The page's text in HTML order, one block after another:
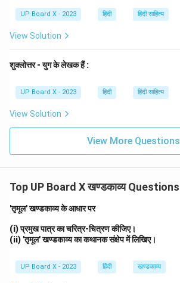
UP Board X - 2023 हिंदी हिंदी साहित्य
View Solution
शुक्लोत्तर - युग के लेखक हैं :
UP Board X - 2023 हिंदी हिंदी साहित्य
View Solution
View More Questions
Top UP Board X खण्डकाव्य Questions
'तृमूल' खण्डकाव्य के आधार पर
(i) प्रमुख पात्र का चरित्र-चित्रण कीजिए।
(ii) 'तृमूल' खण्डकाव्य का कथानक संक्षेप में लिखिए।
UP Board X - 2023 हिंदी खण्डकाव्य